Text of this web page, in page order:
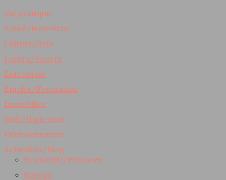
Vie pratique
Santé/Bien-être
Culture/Arts
Loisirs/Sports
Entreprise
Emploi/Formation
Immobilier
Web/High-tech
Environnement
Actualités/Blog
Economie/Finances
Europe